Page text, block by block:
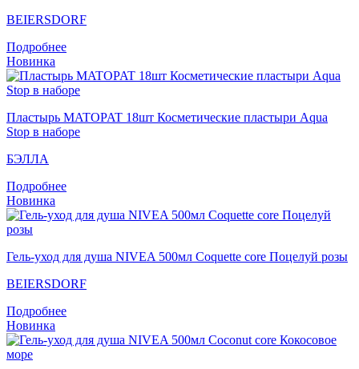
BEIERSDORF
Подробнее
Новинка
Пластырь MATOPAT 18шт Косметические пластыри Aqua
Stop в наборе
БЭЛЛА
Подробнее
Новинка
Гель-уход для душа NIVEA 500мл Coquette core Поцелуй розы
BEIERSDORF
Подробнее
Новинка